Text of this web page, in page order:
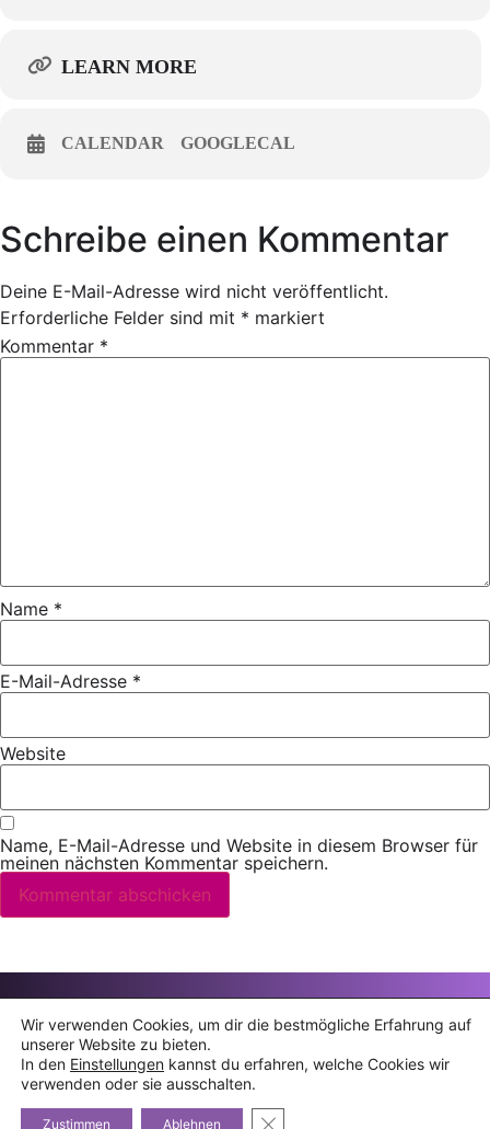
LEARN MORE
CALENDAR GOOGLECAL
Schreibe einen Kommentar
Deine E-Mail-Adresse wird nicht veröffentlicht.
Erforderliche Felder sind mit * markiert
Kommentar *
Name *
E-Mail-Adresse *
Website
Name, E-Mail-Adresse und Website in diesem Browser für
meinen nächsten Kommentar speichern.
© 2006 – 2026 Snežana Nešić · Alle Rechte vorbehalten
Datenschutz
follow me
Wir verwenden Cookies, um dir die bestmögliche Erfahrung auf
unserer Website zu bieten.
In den Einstellungen kannst du erfahren, welche Cookies wir
verwenden oder sie ausschalten.
Zustimmen Ablehnen GDPR Cookie-Banner schließen